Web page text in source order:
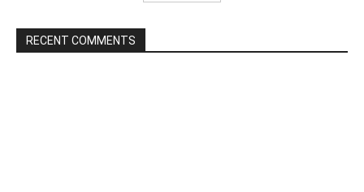
RECENT COMMENTS